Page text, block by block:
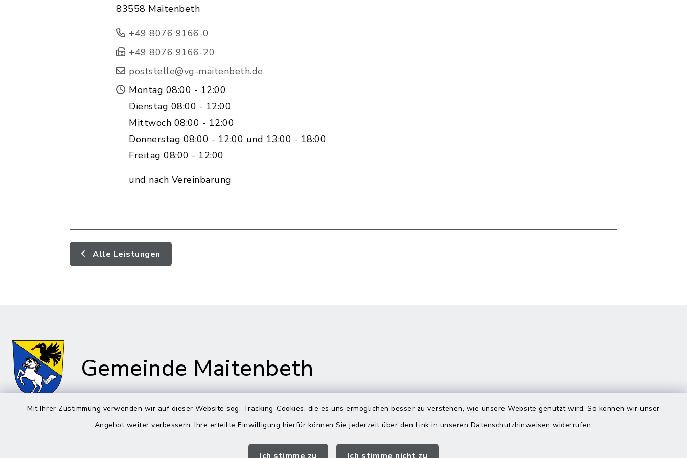
Mit Ihrer Zustimmung verwenden wir auf dieser Website sog. Tracking-Cookies, die es uns ermöglichen besser zu verstehen, wie unsere Website genutzt wird. So können wir unser
Angebot weiter verbessern. Ihre erteilte Einwilligung hierfür können Sie jederzeit über den Link in unseren Datenschutzhinweisen widerrufen.
83558 Maitenbeth
+49 8076 9166-0
+49 8076 9166-20
poststelle@vg-maitenbeth.de
Montag 08:00 - 12:00
Dienstag 08:00 - 12:00
Mittwoch 08:00 - 12:00
Donnerstag 08:00 - 12:00 und 13:00 - 18:00
Freitag 08:00 - 12:00
und nach Vereinbarung
Alle Leistungen
Gemeinde Maitenbeth
Rechtmehring